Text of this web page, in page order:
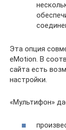
Эта опция
eMotion. В
сайта есть
настройки.
«Мультифон»